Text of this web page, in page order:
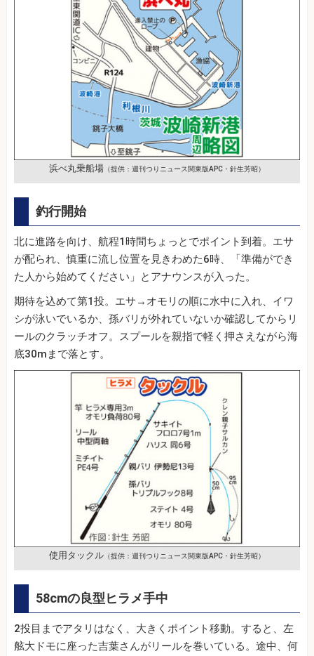
浜べ丸乗船場 （提供：週刊つりニュース関東版APC・針生芳昭）
釣行開始
北に進路を向け、航程1時間ちょっとでポイント到着。エサ
が配られ、慎重に流し位置を見きわめた6時、「準備ができ
た人から始めてください」とアナウンスが入った。
期待を込めて第1投。エサ→オモリの順に水中に入れ、イワ
シが泳いでいるか、孫バリが外れていないか確認してからリ
ールのクラッチオフ。スプールを親指で軽く押さえながら海
底30mまで落とす。
使用タックル （提供：週刊つりニュース関東版APC・針生芳昭）
58cmの良型ヒラメ手中
2投目までアタリはなく、大きくポイント移動。すると、左
舷大ドモに座った吉葉さんがリールを巻いている。途中、何